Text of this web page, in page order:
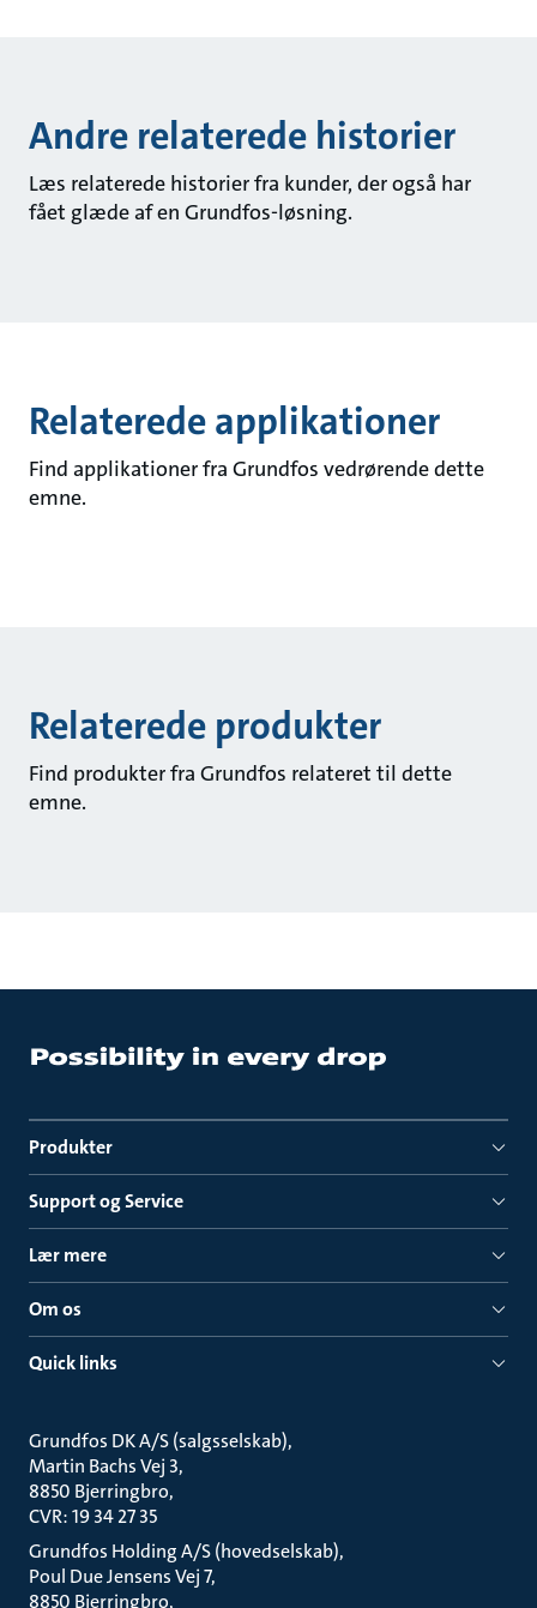
Andre relaterede historier
Læs relaterede historier fra kunder, der også har
fået glæde af en Grundfos-løsning.
Relaterede applikationer
Find applikationer fra Grundfos vedrørende dette
emne.
Relaterede produkter
Find produkter fra Grundfos relateret til dette
emne.
Produkter
Support og Service
Lær mere
Om os
Quick links
Grundfos DK A/S (salgsselskab)
Martin Bachs Vej 3
8850 Bjerringbro
CVR: 19 34 27 35
Grundfos Holding A/S (hovedselskab)
Poul Due Jensens Vej 7
8850 Bjerringbro